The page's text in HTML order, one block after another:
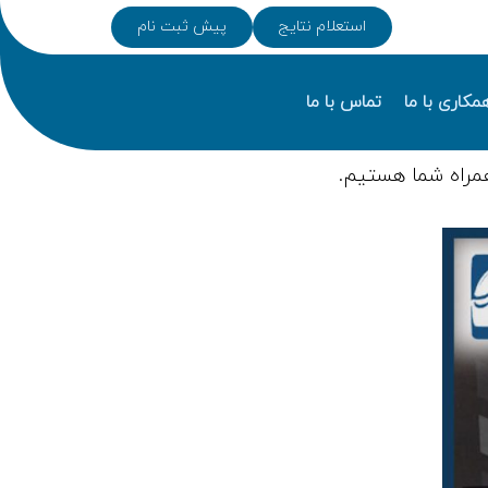
پیش ثبت نام استعلام نتایج
با ما تماس با ما
شما هستیم.